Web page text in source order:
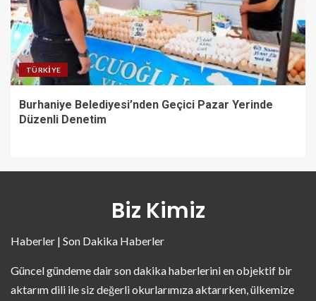
TÜRKIYE
Burhaniye Belediyesi’nden Geçici Pazar Yerinde
Düzenli Denetim
Biz Kimiz
Haberler | Son Dakika Haberler
Güncel gündeme dair son dakika haberlerini en objektif bir
aktarım dili ile siz değerli okurlarımıza aktarırken, ülkemize